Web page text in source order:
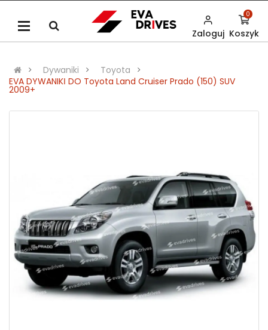
Zaloguj Koszyk
0
Dywaniki
Toyota
EVA DYWANIKІ DO Toyota Land Cruiser Prado (150) SUV
2009+